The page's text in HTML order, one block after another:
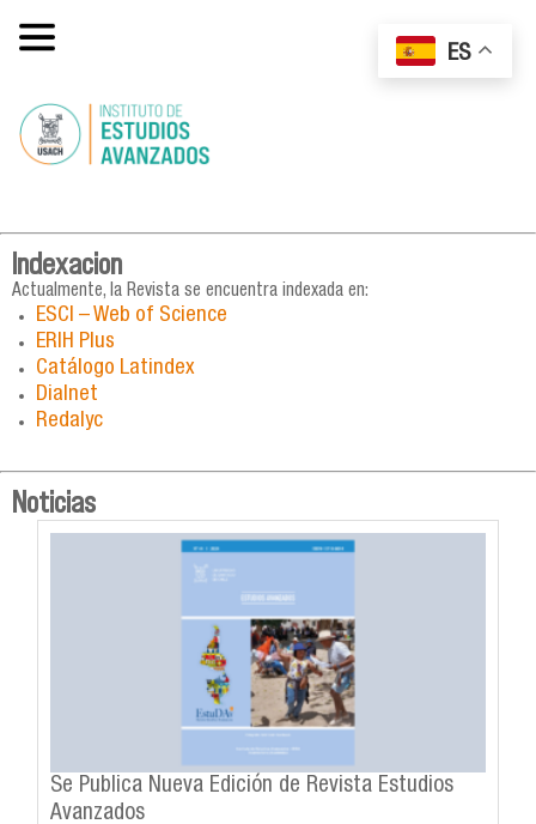
Indexacion
Actualmente, la Revista se encuentra indexada en:
ESCI – Web of Science
ERIH Plus
Catálogo Latindex
Dialnet
Redalyc
Noticias
Se Publica Nueva Edición de Revista Estudios
Avanzados
ES